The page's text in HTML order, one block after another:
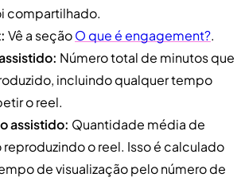
compartilhado.
Vê a seçãoO que é engagement?.
Número total de minutos que
incluindo qualquer tempo
o reel.
assistido: Quantidade média de
o reel. Isso é calculado
de visualização pelo número de